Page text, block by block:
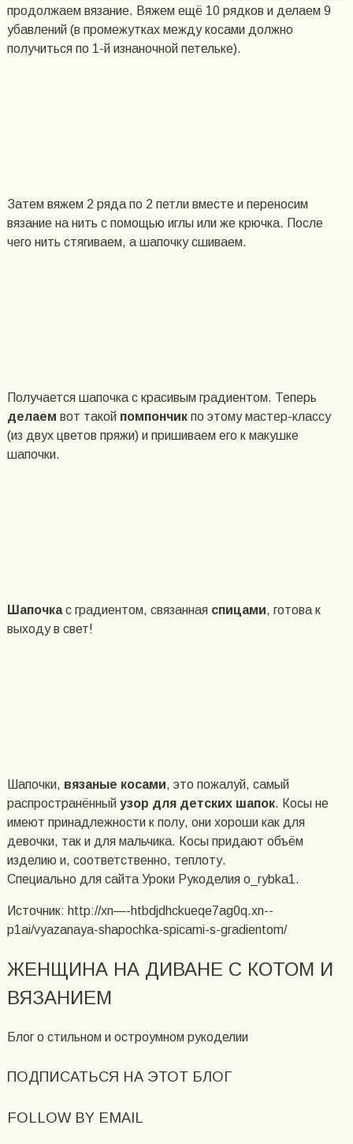
продолжаем вязание. Вяжем ещё 10 рядков и делаем 9
убавлений (в промежутках между косами должно
получиться по 1-й изнаночной петельке).
Затем вяжем 2 ряда по 2 петли вместе и переносим
вязание на нить с помощью иглы или же крючка. После
чего нить стягиваем, а шапочку сшиваем.
Получается шапочка с красивым градиентом. Теперь
делаем вот такой помпончикпо этому мастер-классу
(из двух цветов пряжи) и пришиваем его к макушке
шапочки.
Шапочкас градиентом, связанная спицами, готова к
выходу в свет!
Шапочки, вязаные косами, это пожалуй, самый
распространённый узор для детских шапок. Косы не
имеют принадлежности к полу, они хороши как для
девочки, так и для мальчика. Косы придают объём
изделию и, соответственно, теплоту.
Специально для сайта Уроки Рукоделия o_rybka1.
Источник: http://xn—-htbdjdhckueqe7ag0q.xn--
p1ai/vyazanaya-shapochka-spicami-s-gradientom/
ЖЕНЩИНА НА ДИВАНЕ С КОТОМ И
ВЯЗАНИЕМ
Блог о стильном и остроумном рукоделии
ПОДПИСАТЬСЯ НА ЭТОТ БЛОГ
FOLLOW BY EMAIL